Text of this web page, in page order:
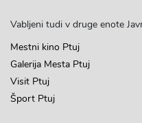
Vabljeni tudi v druge enote
Mestni kino Ptuj
Galerija Mesta Ptuj
Visit Ptuj
Šport Ptuj